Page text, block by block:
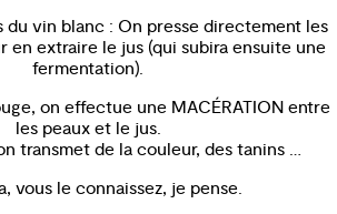
du vin blanc : On presse directement les
en extraire le jus (qui subira ensuite une
fermentation).
on effectue une MACÉRATION entre
les peaux et le jus.
transmet de la couleur, des tanins …
vous le connaissez, je pense.